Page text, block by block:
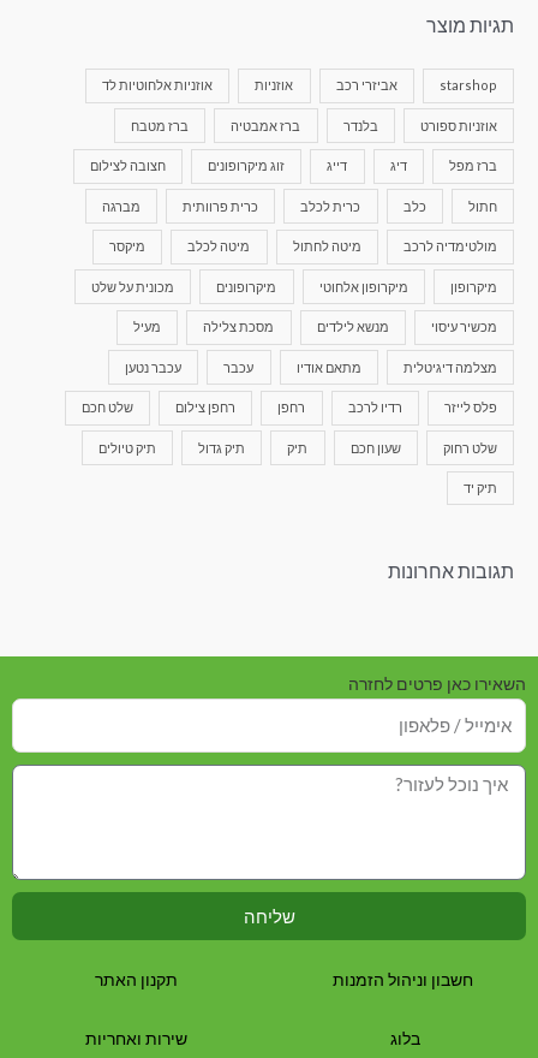
תגיות מוצר
starshop אביזרי רכב אוזניות אוזניות אלחוטיות לד
אוזניות ספורט בלנדר ברז אמבטיה ברז מטבח
ברז מפל דיג דייג זוג מיקרופונים חצובה לצילום
חתול כלב כרית לכלב כרית פרוותית מברגה
מולטימדיה לרכב מיטה לחתול מיטה לכלב מיקסר
מיקרופון מיקרופון אלחוטי מיקרופונים מכונית על שלט
מכשיר עיסוי מנשא לילדים מסכת צלילה מעיל
מצלמה דיגיטלית מתאם אודיו עכבר עכבר נטען
פלס לייזר רדיו לרכב רחפן רחפן צילום שלט חכם
שלט רחוק שעון חכם תיק תיק גדול תיק טיולים
תיק יד
תגובות אחרונות
השאירו כאן פרטים לחזרה
שליחה
חשבון וניהול הזמנות
בלוג
תקנון האתר
שירות ואחריות